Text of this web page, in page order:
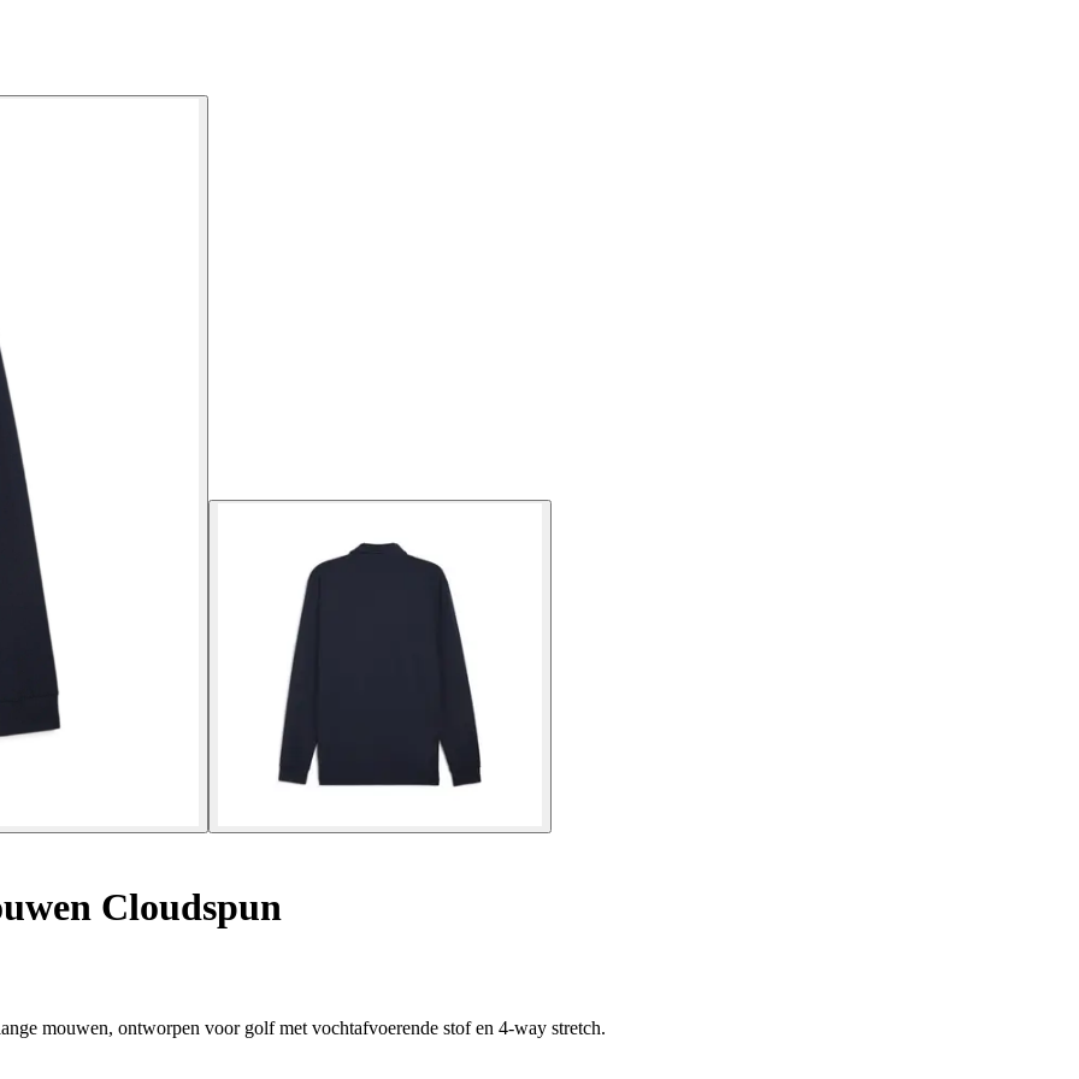
Cloudspun
mouwen, ontworpen voor golf met vochtafvoerende stof en 4-way stretch.